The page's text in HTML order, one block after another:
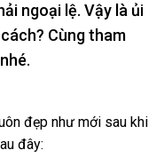
ngoại lệ. Vậy là ủi
Cùng tham
nhé.
đẹp như mới sau khi
đây: